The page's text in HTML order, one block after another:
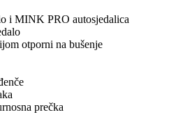
i MINK PRO autosjedalica
otporni na bušenje
prečka